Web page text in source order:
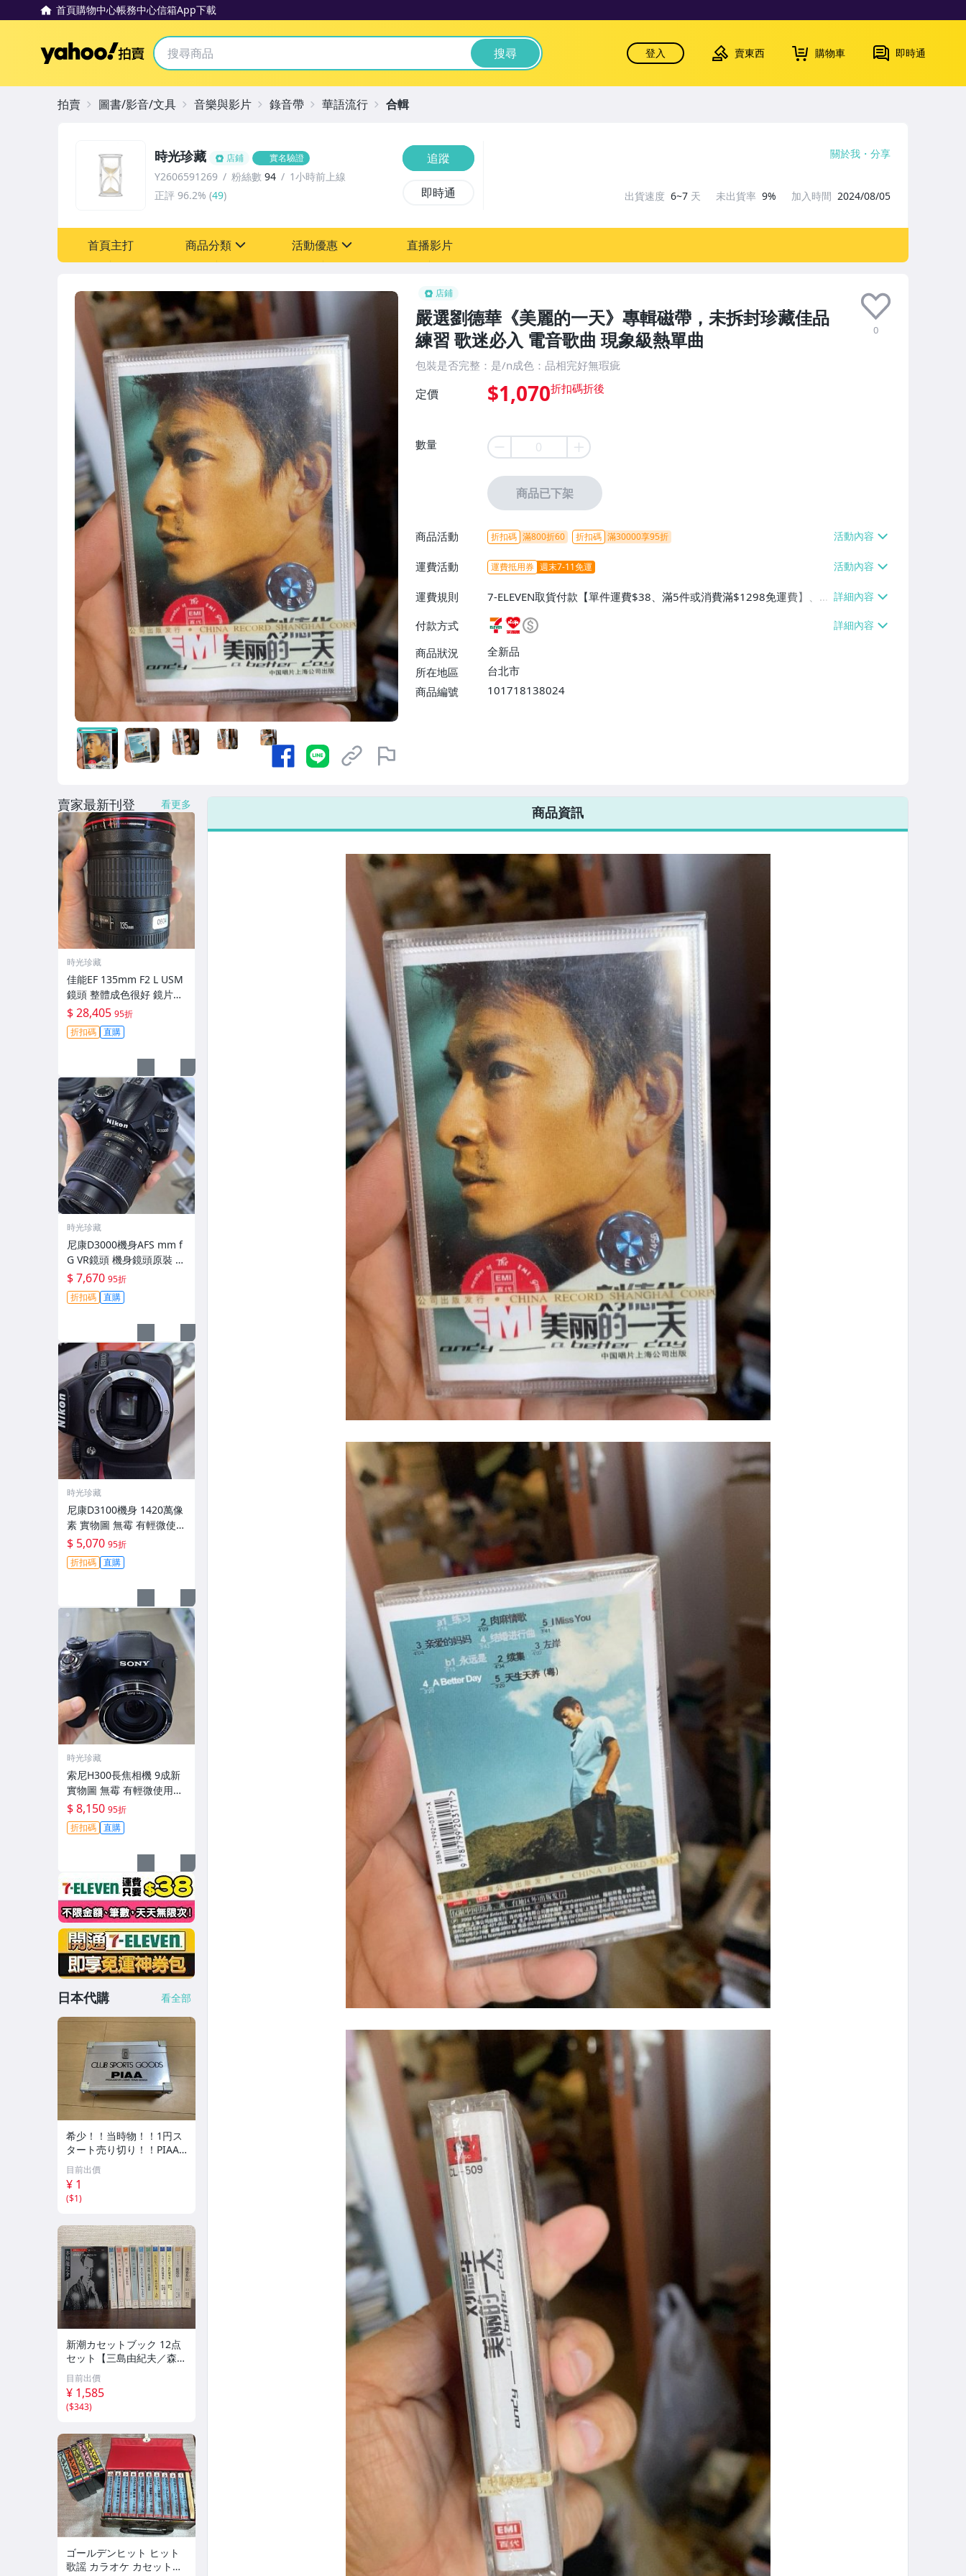
首頁購物中心帳務中心信箱App下載
Yahoo拍賣 搜尋 登入 賣東西 購物車 即時通
店鋪
嚴選劉德華《美麗的一天》專輯磁帶，未拆封珍藏佳品
練習 歌迷必入 電音歌曲 現象級熱單曲
0
包裝是否完整：是/n成色：品相完好無瑕疵
定價 $1,070
數量
商品已下架
商品活動 折扣碼 滿800折60 折扣碼 滿30000享95折
運費活動 運費抵用券 週末7-11免運
運費規則
7-ELEVEN取貨付款【單件運費$38、滿5件或消費滿$1298免運費】、7-
ELEVEN取貨不付款【免運費】、萊爾富取貨付款【單件運費$60、滿5件
或消費滿$1298免運費】、宅配/貨運【單件運費$120、滿5件或消費滿
$1598免運費】
付款方式
商品狀況
全新品
所在地區
台北市
商品編號
101718138024
時光珍藏 店鋪 實名驗證
Y2606591269 粉絲數 94
1小時前上線
正評 96.2% (49)
追蹤
即時通
關於我 分享
出貨速度 6~7 天 未出貨率 9% 加入時間 2024/08/05
首頁主打 商品分類 活動優惠
[全店] 週年慶
直播影片
拍賣 圖書/影音/文具 音樂與影片 錄音帶 華語流行 合輯
商品資訊
賣家最新刊登 看更多
時光珍藏
佳能EF 135mm F2 L USM
鏡頭 整體成色很好 鏡片完
美無劃痕 功能一切正常 無
拆修無-3430
$ 28,405 95折
折扣碼 直購
時光珍藏
尼康D3000機身AFS mm f
G VR鏡頭 機身鏡頭原裝 無
拆修無翻新 有輕微使用痕
跡 鏡頭-3430
$ 7,670 95折
折扣碼 直購
時光珍藏
尼康D3100機身 1420萬像
素 實物圖 無霉 有輕微使用
痕跡 機身原裝 無拆修無翻
新 臨-343
$ 5,070 95折
折扣碼 直購
時光珍藏
索尼H300長焦相機 9成新
實物圖 無霉 有輕微使用痕
跡 機身鏡頭原裝 無拆修無
翻新-3430
$ 8,150 95折
折扣碼 直購
日本代購 看全部
希少！！当時物！！1円ス
タート売り切り！！PIAA
CLUB SPORTS GOODS ア
ルミケース 収納
目前出價
¥ 1
($1)
新潮カセットブック 12点
セット【三島由紀夫／森外
／太宰治／芥川龍之介／谷
崎潤一郎／宮沢賢治／他】
新潮社
目前出價
¥ 1,585
($343)
ゴールデンヒット ヒット
歌謡 カラオケ カセットテ